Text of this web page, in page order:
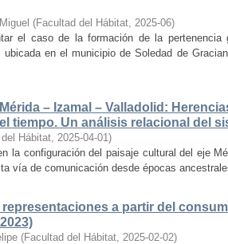
(Facultad del Hábitat, 2025-06)
el caso de la formación de la
ubicada en el municipio de Soledad de
– Izamal – Valladolid:
tiempo. Un análisis relacional del
Hábitat, 2025-04-01)
la configuración del paisaje cultural del eje
vía de comunicación desde épocas
a partir del
(Facultad del Hábitat, 2025-02-02)